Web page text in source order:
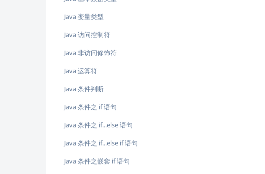
Java 变量类型
Java 访问控制符
Java 非访问修饰符
Java 运算符
Java 条件判断
Java 条件之 if 语句
Java 条件之 if...else 语句
Java 条件之 if...else if 语句
Java 条件之嵌套 if 语句